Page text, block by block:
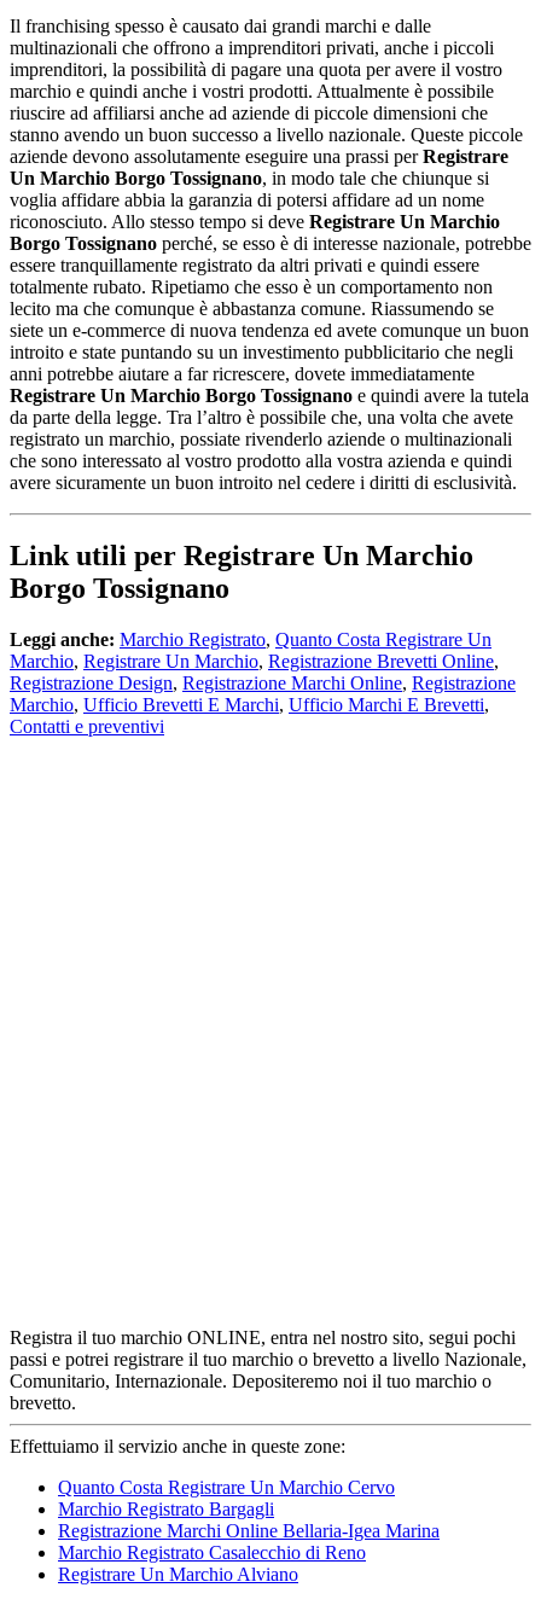
Il franchising spesso è causato dai grandi marchi e dalle
multinazionali che offrono a imprenditori privati, anche i piccoli
imprenditori, la possibilità di pagare una quota per avere il vostro
marchio e quindi anche i vostri prodotti. Attualmente è possibile
riuscire ad affiliarsi anche ad aziende di piccole dimensioni che
stanno avendo un buon successo a livello nazionale. Queste piccole
aziende devono assolutamente eseguire una prassi perRegistrare
Un Marchio Borgo Tossignano, in modo tale che chiunque si
voglia affidare abbia la garanzia di potersi affidare ad un nome
riconosciuto. Allo stesso tempo si deve Registrare Un Marchio
Borgo Tossignano perché, se esso è di interesse nazionale, potrebbe
essere tranquillamente registrato da altri privati e quindi essere
totalmente rubato. Ripetiamo che esso è un comportamento non
lecito ma che comunque è abbastanza comune. Riassumendo se
siete un e-commerce di nuova tendenza ed avete comunque un buon
introito e state puntando su un investimento pubblicitario che negli
anni potrebbe aiutare a far ricrescere, dovete immediatamente
Registrare Un Marchio Borgo Tossignano e quindi avere la tutela
da parte della legge. Tra l’altro è possibile che, una volta che avete
registrato un marchio, possiate rivenderlo aziende o multinazionali
che sono interessato al vostro prodotto alla vostra azienda e quindi
avere sicuramente un buon introito nel cedere i diritti di esclusività.
Link utili per Registrare Un Marchio
Borgo Tossignano
Leggi anche: Marchio Registrato, Quanto Costa Registrare Un
Marchio, Registrare Un Marchio, Registrazione Brevetti Online,
Registrazione Design, Registrazione Marchi Online, Registrazione
Marchio, Ufficio Brevetti E Marchi, Ufficio Marchi E Brevetti,
Contatti e preventivi
Registra il tuo marchio ONLINE, entra nel nostro sito, segui pochi
passi e potrei registrare il tuo marchio o brevetto a livello Nazionale,
Comunitario, Internazionale. Depositeremo noi il tuo marchio o
brevetto.
Effettuiamo il servizio anche in queste zone:
Quanto Costa Registrare Un Marchio Cervo
Marchio Registrato Bargagli
Registrazione Marchi Online Bellaria-Igea Marina
Marchio Registrato Casalecchio di Reno
Registrare Un Marchio Alviano